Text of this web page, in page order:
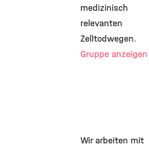
medizinisch
relevanten
Zelltodwegen.
Gruppe anzeigen
Wir arbeiten mit